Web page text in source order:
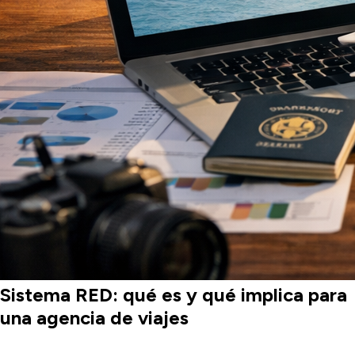
Sistema RED: qué es y qué implica para
una agencia de viajes